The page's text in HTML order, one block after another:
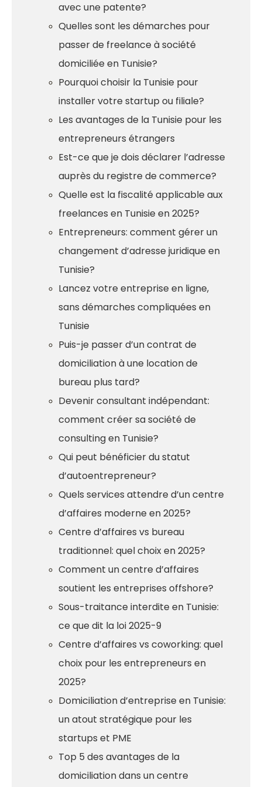
avec une patente?
Quelles sont les démarches pour
passer de freelance à société
domiciliée en Tunisie?
Pourquoi choisir la Tunisie pour
installer votre startup ou filiale?
Les avantages de la Tunisie pour les
entrepreneurs étrangers
Est-ce que je dois déclarer l’adresse
auprès du registre de commerce?
Quelle est la fiscalité applicable aux
freelances en Tunisie en 2025?
Entrepreneurs: comment gérer un
changement d’adresse juridique en
Tunisie?
Lancez votre entreprise en ligne,
sans démarches compliquées en
Tunisie
Puis-je passer d’un contrat de
domiciliation à une location de
bureau plus tard?
Devenir consultant indépendant:
comment créer sa société de
consulting en Tunisie?
Qui peut bénéficier du statut
d’autoentrepreneur?
Quels services attendre d’un centre
d’affaires moderne en 2025?
Centre d’affaires vs bureau
traditionnel: quel choix en 2025?
Comment un centre d’affaires
soutient les entreprises offshore?
Sous-traitance interdite en Tunisie:
ce que dit la loi 2025-9
Centre d’affaires vs coworking: quel
choix pour les entrepreneurs en
2025?
Domiciliation d’entreprise en Tunisie:
un atout stratégique pour les
startups et PME
Top 5 des avantages de la
domiciliation dans un centre